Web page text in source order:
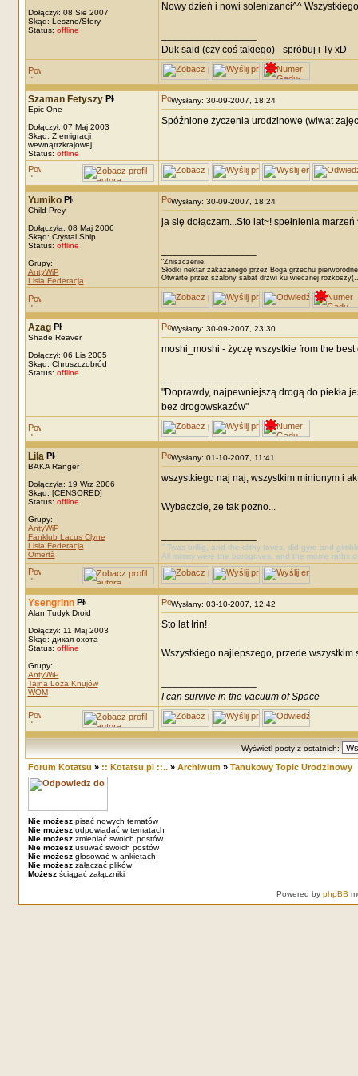
Dołączył: 08 Sie 2007
Skąd: Leszno/Sfery
Status: offline
Nowy dzień i nowi solenizanci^^
Duk said (czy coś takiego) - spróbuj i Ty xD
Szaman Fetyszy
Epic One
Dołączył: 07 Maj 2003
Skąd: Z emigracji
wewnątrzkrajowej
Status: offline
Wysłany: 30-09-2007, 18:24
Spóźnione życzenia urodzinowe (wiwat
Yumiko
Child Prey
Dołączyła: 08 Maj 2006
Skąd: Crystal Ship
Status: offline
Grupy:
AntyWiP
Lisia Federacja
Wysłany: 30-09-2007, 18:24
ja się dołączam...Sto lat~! spełnienia marzeń
"Zniszczenie,
Słodki nektar zakazanego przez Boga grzechu
Otwarte przez szalony sabat drzwi ku wiecznej
Azag
Shade Reaver
Dołączył: 06 Lis 2005
Skąd: Chruszczobród
Status: offline
Wysłany: 30-09-2007, 23:30
moshi_moshi - życzę wszystkie from the
"Doprawdy, najpewniejszą drogą do piekła
bez drogowskazów"
Lila
BAKA Ranger
Dołączyła: 19 Wrz 2006
Skąd: [CENSORED]
Status: offline
Grupy:
AntyWiP
Fanklub Lacus Clyne
Lisia Federacja
Omertà
Wysłany: 01-10-2007, 11:41
wszystkiego naj naj, wszystkim minionym i
Wybaczcie, ze tak pozno...
" Twas brillig, and the slithy toves, did gyre and
All mimsy were the borogoves, and the mome raths
Ysengrinn
Alan Tudyk Droid
Dołączył: 11 Maj 2003
Skąd: дикая охота
Status: offline
Grupy:
AntyWiP
Tajna Loża Knujów
WOM
Wysłany: 03-10-2007, 12:42
Sto lat Irin!
Wszystkiego najlepszego, przede
I can survive in the vacuum of Space
Wyświetl posty z ostatnich:
Forum Kotatsu » :: Kotatsu.pl ::..» Archiwum» Tanukowy Topic Urodzinowy
Nie możeszpisać nowych tematów
Nie możeszodpowiadać w tematach
Nie możeszzmieniać swoich postów
Nie możeszusuwać swoich postów
Nie możeszgłosować w ankietach
Nie możeszzałączać plików
Możeszściągać załączniki
Powered by phpBB